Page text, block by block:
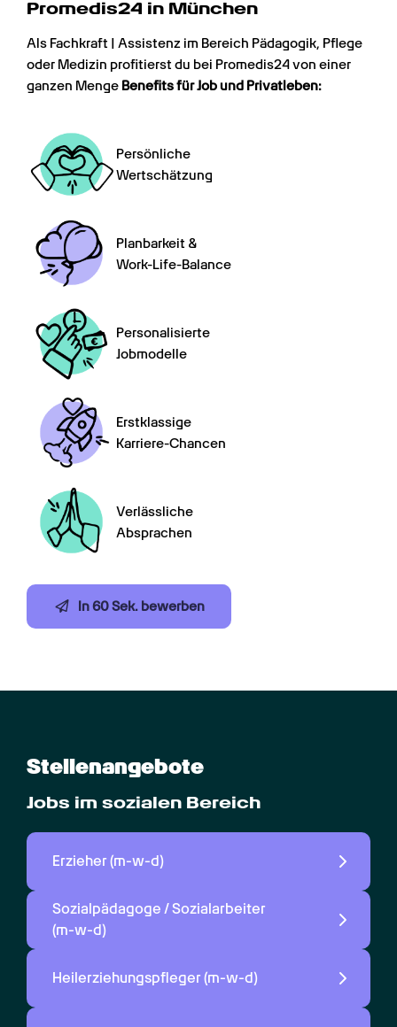
Promedis24 in München
Als Fachkraft | Assistenz im Bereich Pädagogik, Pflege
oder Medizin profitierst du bei Promedis24 von einer
ganzen Menge Benefits für Job und Privatleben:
Persönliche
Wertschätzung
Planbarkeit &
Work-Life-Balance
Personalisierte
Jobmodelle
Erstklassige
Karriere-Chancen
Verlässliche
Absprachen
In 60 Sek. bewerben
Stellenangebote
Jobs im sozialen Bereich
Erzieher (m-w-d)
(m-w-d)
Heilerziehungspfleger (m-w-d)